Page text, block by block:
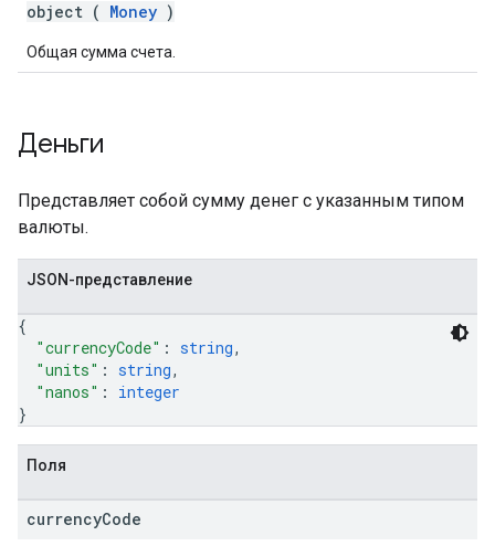
object ( Money )
Общая сумма счета.
Деньги
Представляет собой сумму денег с указанным типом
валюты.
JSON-представление
{
"currencyCode" : string,
"units" : string,
"nanos" : integer
}
Поля
currencyCode